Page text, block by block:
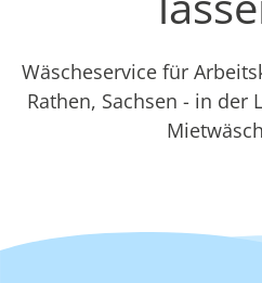
Wäscheservice für
Rathen, Sachsen - in der